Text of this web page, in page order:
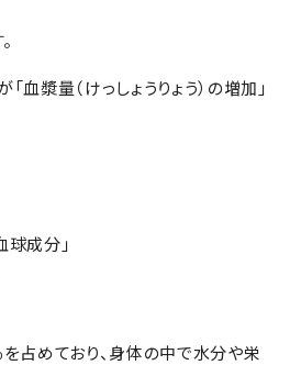
血漿量（けっしょうりょう）の増加」
成分」
占めており、身体の中で水分や栄